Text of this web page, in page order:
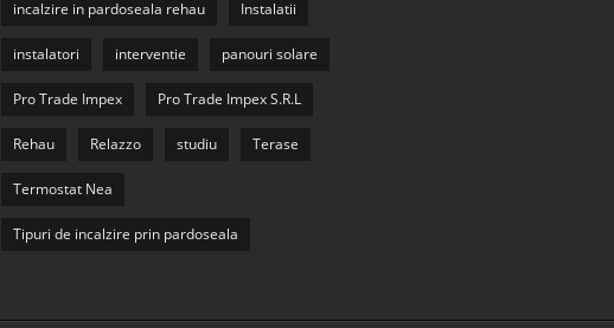
incalzire in pardoseala rehau Instalatii
instalatori interventie panouri solare
Pro Trade Impex Pro Trade Impex S.R.L
Rehau Relazzo studiu Terase
Termostat Nea
Tipuri de incalzire prin pardoseala